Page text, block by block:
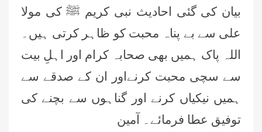
بیان کی گئی احادیث نبی کریم ﷺ کی مولا
علی سے بے پناہ محبت کو ظاہر کرتی ہیں۔
اللہ پاک ہمیں بھی صحابہ کرام اور اہلِ بیت
سے سچی محبت کرنےاور ان کے صدقے سے
ہمیں نیکیاں کرنے اور گناہوں سے بچنے کی
توفیق عطا فرمائے۔ آمین